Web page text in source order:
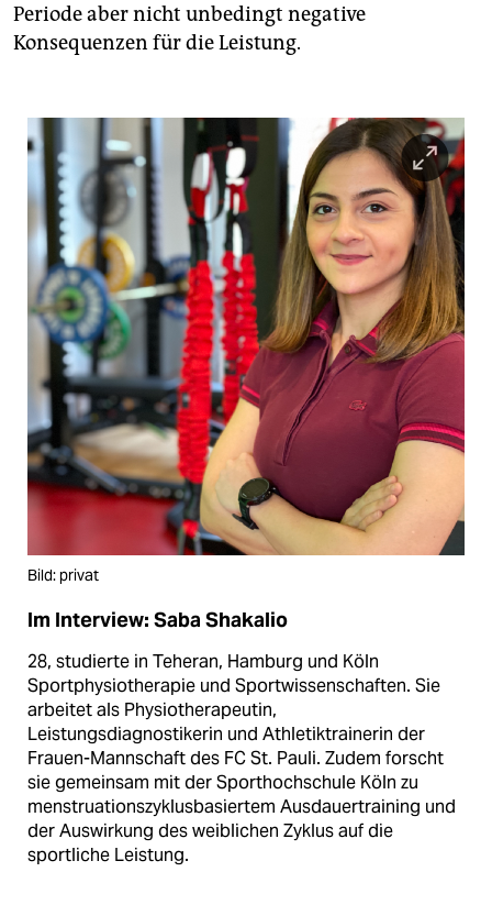
Periode aber nicht unbedingt negative
Konsequenzen für die Leistung.
Bild: privat
Im Interview: Saba Shakalio
28, studierte in Teheran, Hamburg und Köln
Sportphysiotherapie und Sportwissenschaften. Sie
arbeitet als Physiotherapeutin,
Leistungsdiagnostikerin und Athletiktrainerin der
Frauen-Mannschaft des FC St. Pauli. Zudem forscht
sie gemeinsam mit der Sporthochschule Köln zu
menstruationszyklusbasiertem Ausdauertraining und
der Auswirkung des weiblichen Zyklus auf die
sportliche Leistung.